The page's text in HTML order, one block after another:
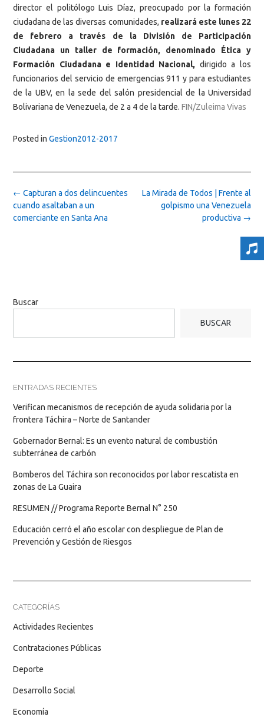
director el politólogo Luis Díaz, preocupado por la formación
ciudadana de las diversas comunidades, realizará este lunes 22
de febrero a través de la División de Participación
Ciudadana un taller de formación, denominado Ética y
Formación Ciudadana e Identidad Nacional, dirigido a los
funcionarios del servicio de emergencias 911 y para estudiantes
de la UBV, en la sede del salón presidencial de la Universidad
Bolivariana de Venezuela, de 2 a 4 de la tarde. FIN/Zuleima Vivas
Posted in Gestion2012-2017
Post
navigation
La Mirada de Todos | Frente al
golpismo una Venezuela
productiva →
← Capturan a dos delincuentes
cuando asaltaban a un
comerciante en Santa Ana
Buscar
BUSCAR
ENTRADAS RECIENTES
Verifican mecanismos de recepción de ayuda solidaria por la
frontera Táchira – Norte de Santander
Gobernador Bernal: Es un evento natural de combustión
subterránea de carbón
Bomberos del Táchira son reconocidos por labor rescatista en
zonas de La Guaira
RESUMEN // Programa Reporte Bernal N° 250
Educación cerró el año escolar con despliegue de Plan de
Prevención y Gestión de Riesgos
CATEGORÍAS
Actividades Recientes
Contrataciones Públicas
Deporte
Desarrollo Social
Economía